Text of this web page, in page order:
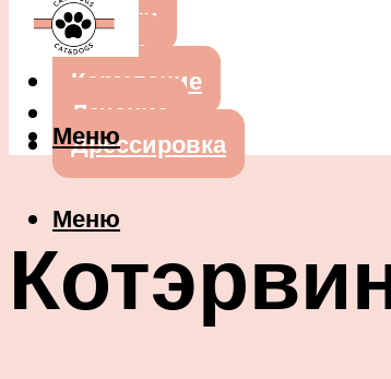
Собаки
Кошки
Кормление
Лечение
Дрессировка
Меню
Меню